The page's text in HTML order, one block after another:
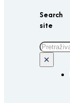
Search
site
Traži
×